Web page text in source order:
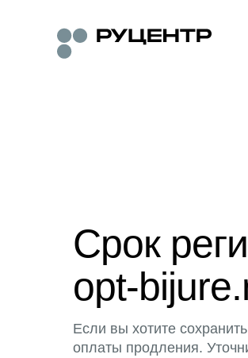
Срок
opt-
Если вы хотите
оплаты продления.